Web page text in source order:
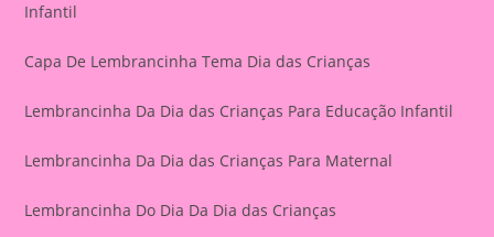
Infantil
Capa De Lembrancinha Tema Dia das Crianças
Lembrancinha Da Dia das Crianças Para Educação Infantil
Lembrancinha Da Dia das Crianças Para Maternal
Lembrancinha Do Dia Da Dia das Crianças